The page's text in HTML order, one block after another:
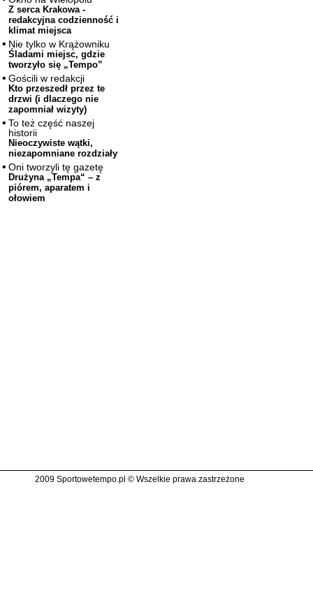
Z serca Krakowa -
redakcyjna codzienność i
klimat miejsca
Nie tylko w Krążowniku
Śladami miejsc, gdzie
tworzyło się „Tempo”
Gościli w redakcji
Kto przeszedł przez te
drzwi (i dlaczego nie
zapomniał wizyty)
To też część naszej
historii
Nieoczywiste wątki,
niezapomniane rozdziały
Oni tworzyli tę gazetę
Drużyna „Tempa“ – z
piórem, aparatem i
ołowiem
2009 Sportowetempo.pl © Wszelkie prawa zastrzeżone